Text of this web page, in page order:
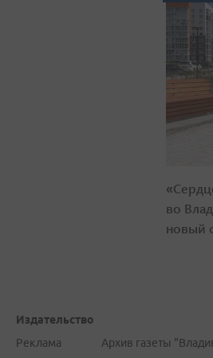
во
новый
Издательство
Реклама
Архив газеты